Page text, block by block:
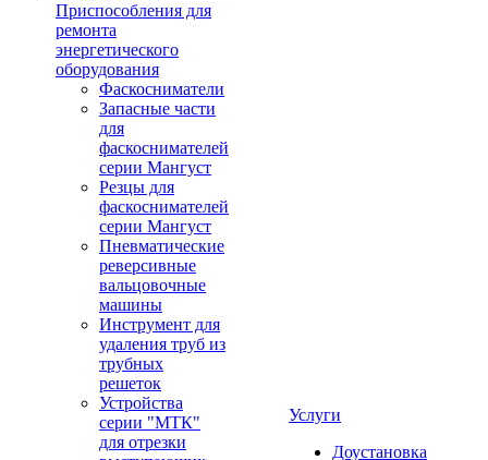
Приспособления для
ремонта
энергетического
оборудования
Фаскосниматели
Запасные части
для
фаскоснимателей
серии Мангуст
Резцы для
фаскоснимателей
серии Мангуст
Пневматические
реверсивные
вальцовочные
машины
Инструмент для
удаления труб из
трубных
решеток
Устройства
серии "МТК"
для отрезки
Услуги
Доустановка